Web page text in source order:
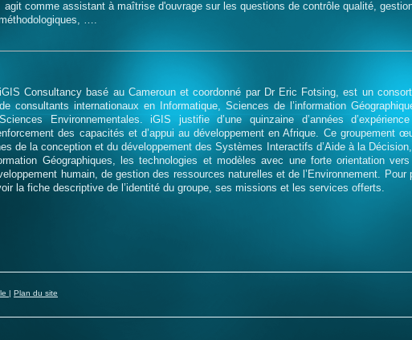
agit comme assistant à maîtrise d'ouvrage sur les questions de contrôle qualité,
….
iGIS Consultancy basé au Cameroun et coordonné par Dr Eric Fotsing, est un
de consultants internationaux en Informatique, Sciences de l’information
Sciences Environnementales. iGIS justifie d’une quinzaine d’années
des capacités et d’appui au développement en Afrique. Ce groupement
de la conception et du développement des Systèmes Interactifs d’Aide à la
Géographiques, les technologies et modèles avec une forte orientation
humain, de gestion des ressources naturelles et de l’Environnement. Pour
la fiche descriptive de l’identité du groupe, ses missions et les services offerts.
| Plan du site